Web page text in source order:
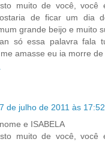
muito de você, você
de ficar um dia
grande beijo e muito
só essa palavra fala
amasse eu ia morre de
7 de julho de 2011 às 17:52
e ISABELA
muito de você, você